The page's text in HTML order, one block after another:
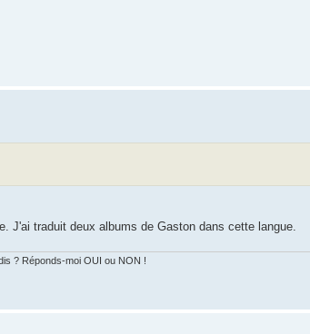
J'ai traduit deux albums de Gaston dans cette langue.
? Réponds-moi OUI ou NON !